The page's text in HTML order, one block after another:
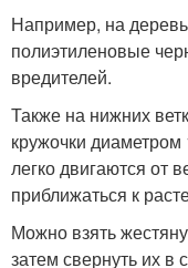
Например, на
полиэтиленовые
вредителей.
Также на нижних
кружочки
легко двигаются от
приближаться к
Можно взять
затем свернуть их в